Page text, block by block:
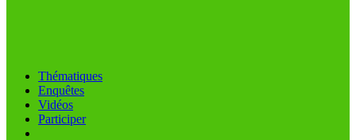
Thématiques
Enquêtes
Vidéos
Participer